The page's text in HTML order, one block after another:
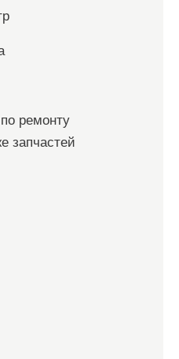
ремонту
запчастей